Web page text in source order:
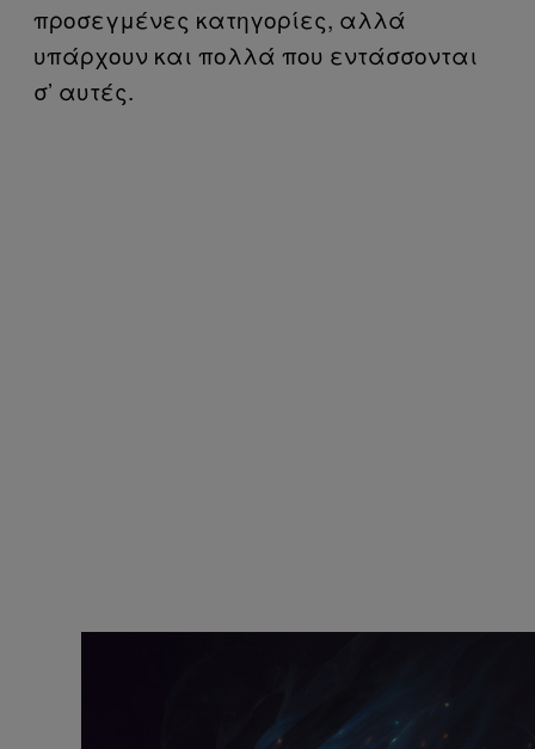
προσεγμένες κατηγορίες, αλλά
υπάρχουν και πολλά που εντάσσονται
σ’ αυτές.